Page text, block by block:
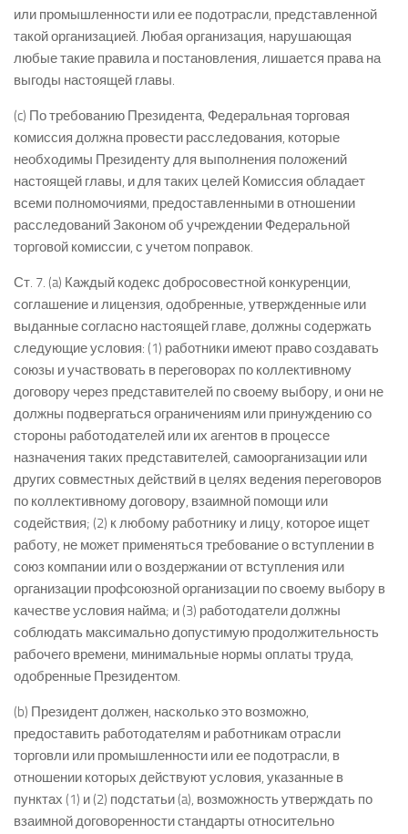
или промышленности или ее подотрасли, представленной
такой организацией. Любая организация, нарушающая
любые такие правила и постановления, лишается права на
выгоды настоящей главы.
(c) По требованию Президента, Федеральная торговая
комиссия должна провести расследования, которые
необходимы Президенту для выполнения положений
настоящей главы, и для таких целей Комиссия обладает
всеми полномочиями, предоставленными в отношении
расследований Законом об учреждении Федеральной
торговой комиссии, с учетом поправок.
Ст. 7. (a) Каждый кодекс добросовестной конкуренции,
соглашение и лицензия, одобренные, утвержденные или
выданные согласно настоящей главе, должны содержать
следующие условия: (1) работники имеют право создавать
союзы и участвовать в переговорах по коллективному
договору через представителей по своему выбору, и они не
должны подвергаться ограничениям или принуждению со
стороны работодателей или их агентов в процессе
назначения таких представителей, самоорганизации или
других совместных действий в целях ведения переговоров
по коллективному договору, взаимной помощи или
содействия; (2) к любому работнику и лицу, которое ищет
работу, не может применяться требование о вступлении в
союз компании или о воздержании от вступления или
организации профсоюзной организации по своему выбору в
качестве условия найма; и (3) работодатели должны
соблюдать максимально допустимую продолжительность
рабочего времени, минимальные нормы оплаты труда,
одобренные Президентом.
(b) Президент должен, насколько это возможно,
предоставить работодателям и работникам отрасли
торговли или промышленности или ее подотрасли, в
отношении которых действуют условия, указанные в
пунктах (1) и (2) подстатьи (a), возможность утверждать по
взаимной договоренности стандарты относительно